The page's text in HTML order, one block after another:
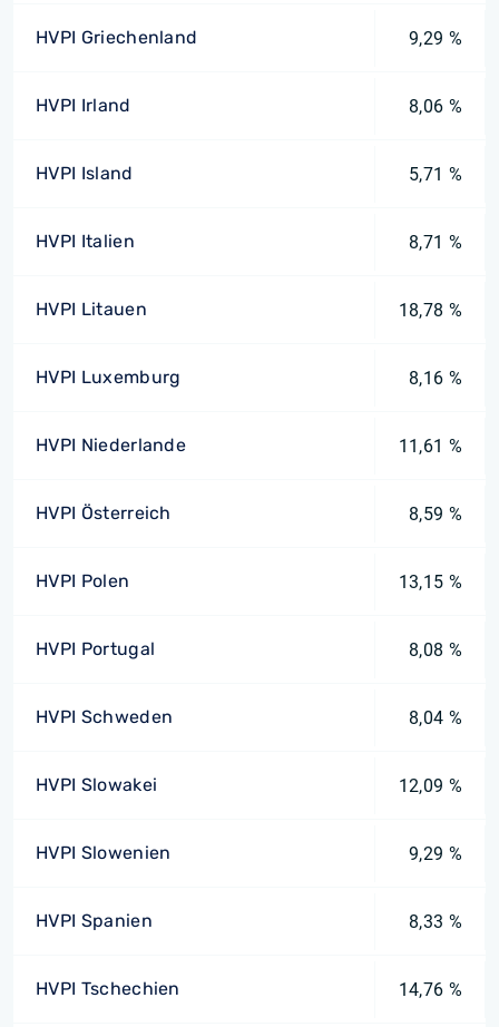
HVPI Griechenland 9,29 %
HVPI Irland 8,06 %
HVPI Island 5,71 %
HVPI Italien 8,71 %
HVPI Litauen 18,78 %
HVPI Luxemburg 8,16 %
HVPI Niederlande 11,61 %
HVPI Österreich 8,59 %
HVPI Polen 13,15 %
HVPI Portugal 8,08 %
HVPI Schweden 8,04 %
HVPI Slowakei 12,09 %
HVPI Slowenien 9,29 %
HVPI Spanien 8,33 %
HVPI Tschechien 14,76 %